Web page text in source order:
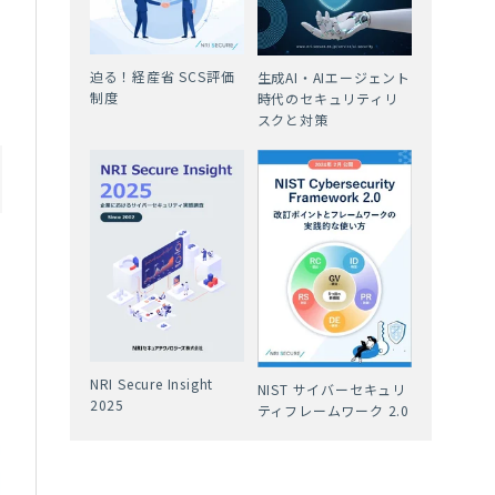
迫る！経産省 SCS評価
制度
生成AI・AIエージェント
時代のセキュリティリ
スクと対策
NRI Secure Insight
2025
NIST サイバーセキュリ
ティフレームワーク 2.0